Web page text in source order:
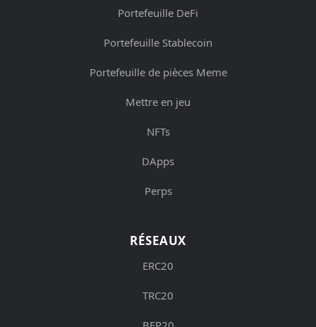
Portefeuille DeFi
Portefeuille Stablecoin
Portefeuille de pièces Meme
Mettre en jeu
NFTs
DApps
Perps
RÉSEAUX
ERC20
TRC20